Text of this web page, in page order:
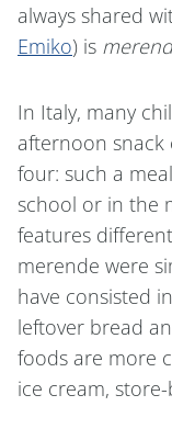
always shared
Emiko) is
In Italy, many
afternoon snack
four: such a
school or in the
features
merende were
have consisted
leftover bread
foods are more
ice cream,